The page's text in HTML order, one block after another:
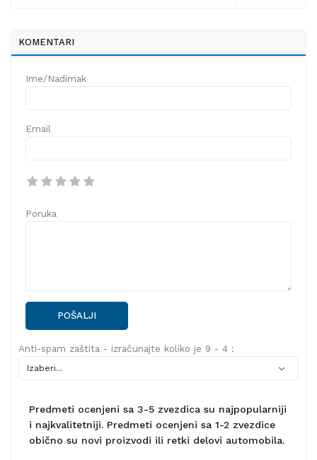
KOMENTARI
Ime/Nadimak
Email
Poruka
POŠALJI
Anti-spam zaštita - izračunajte koliko je 9 - 4 :
Predmeti ocenjeni sa 3-5 zvezdica su najpopularniji
i najkvalitetniji. Predmeti ocenjeni sa 1-2 zvezdice
obično su novi proizvodi ili retki delovi automobila.